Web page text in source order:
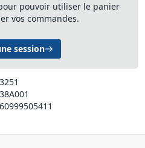
pouvoir utiliser le panier
vos commandes.
session